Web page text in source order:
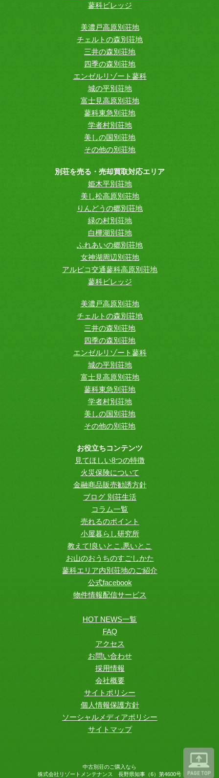
蓼科ビレッジ
美濃戸高原別荘地
チェルトの森別荘地
三井の森別荘地
四季の森別荘地
エンゼルリゾート蓼科
城の平別荘地
富士見高原別荘地
蓼科東急別荘地
学者村別荘地
美しの国別荘地
その他の別荘地
別荘を売る・売却買取対応エリア
姫木平別荘地
美し松高原別荘地
りんどうの郷別荘地
緑の村別荘地
白樺湖別荘地
ふれあいの郷別荘地
女神湖周辺別荘地
アルピコ交通蓼科高原別荘地
蓼科ビレッジ
美濃戸高原別荘地
チェルトの森別荘地
三井の森別荘地
四季の森別荘地
エンゼルリゾート蓼科
城の平別荘地
富士見高原別荘地
蓼科東急別荘地
学者村別荘地
美しの国別荘地
その他の別荘地
お役立ちコンテンツ
見てほしい8つの特徴
火災保険について
金融商品販売勧誘方針
ブログ 別荘生活
コラム一覧
売れるのポイント
小屋暮らし研究所
教えて!良いとこ.悪いとこ
お山のおうちのすごしかた
蓼科エリア内別荘地のご紹介
公式facebook
物件情報配信サービス
HOT NEWS一覧
FAQ
アクセス
お問い合わせ
採用情報
会社概要
サイトポリシー
個人情報保護方針
ソーシャルメディアポリシー
サイトマップ
中古別荘のご購入なら
株式会社リゾートメンテナンス 長野県知事（6）第4600号